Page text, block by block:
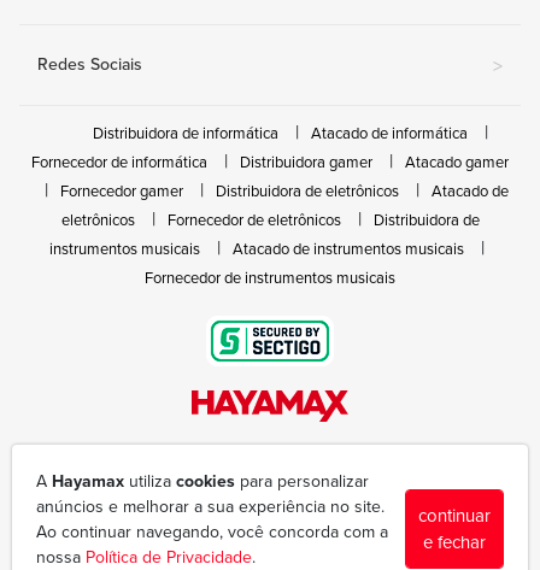
Redes Sociais >
Distribuidora de informática
Atacado de informática
Fornecedor de informática
Distribuidora gamer
Atacado gamer
Fornecedor gamer
Distribuidora de eletrônicos
Atacado de
eletrônicos
Fornecedor de eletrônicos
Distribuidora de
instrumentos musicais
Atacado de instrumentos musicais
Fornecedor de instrumentos musicais
(43) 3377-6600
hayamax@hayamax.com.br
Segunda à sexta das 8:00 às 18:00
A Hayamax utiliza cookies para personalizar
anúncios e melhorar a sua experiência no site.
Ao continuar navegando, você concorda com a
nossa Política de Privacidade.
continuar
e fechar